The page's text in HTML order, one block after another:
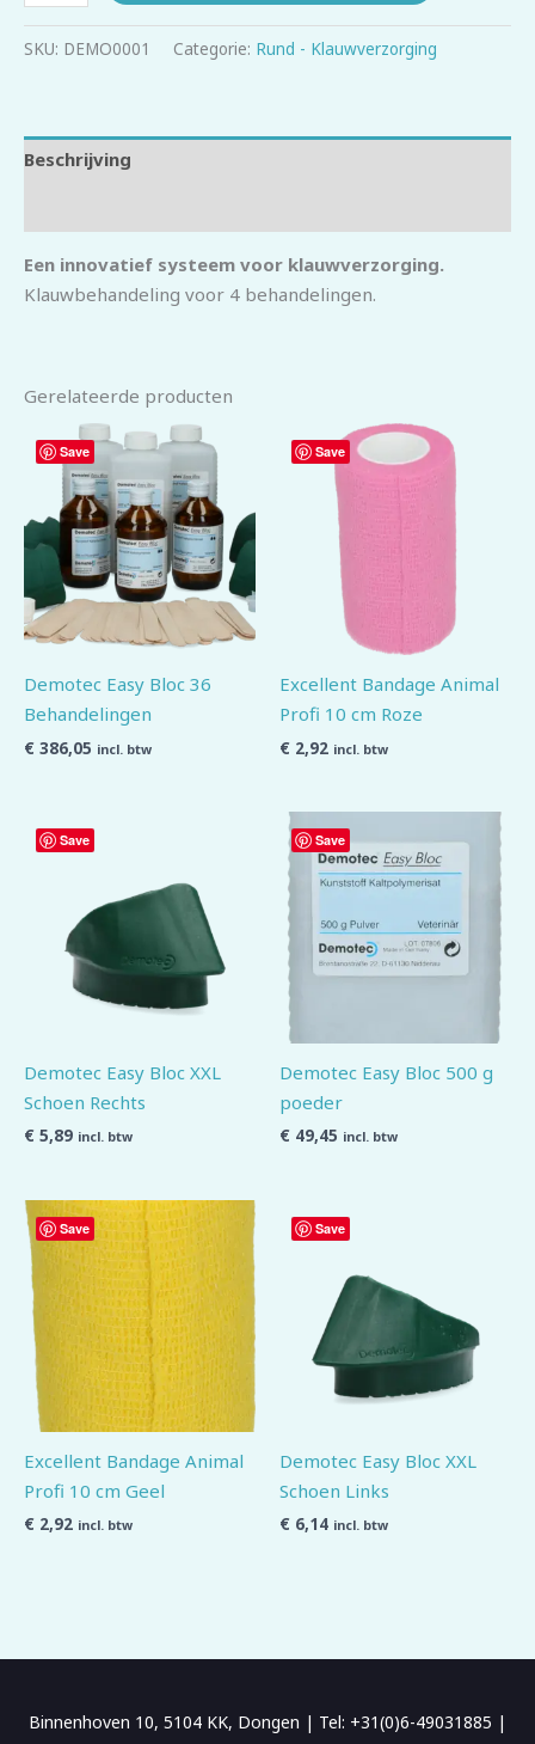
SKU: DEMO0001 Categorie: Rund - Klauwverzorging
Beschrijving
Een innovatief systeem voor klauwverzorging.
Klauwbehandeling voor 4 behandelingen.
Gerelateerde producten
Save
Demotec Easy Bloc 36
Behandelingen
€ 386,05 incl. btw
Save
Excellent Bandage Animal
Profi 10 cm Roze
€ 2,92 incl. btw
Save
Demotec Easy Bloc XXL
Schoen Rechts
€ 5,89 incl. btw
Save
Demotec Easy Bloc 500 g
poeder
€ 49,45 incl. btw
Save
Excellent Bandage Animal
Profi 10 cm Geel
€ 2,92 incl. btw
Save
Demotec Easy Bloc XXL
Schoen Links
€ 6,14 incl. btw
Binnenhoven 10, 5104 KK, Dongen | Tel: +31(0)6-49031885 |